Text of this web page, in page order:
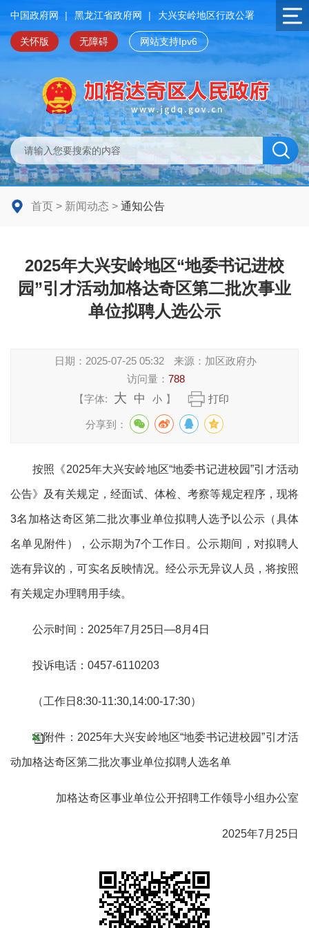
中国政府网 | 黑龙江省政府网 | 大兴安岭地区行政公署
关怀版 无障碍 网站支持Ipv6
首页 > 新闻动态 > 通知公告
2025年大兴安岭地区“地委书记进校
园”引才活动加格达奇区第二批次事业
单位拟聘人选公示
日期： 2025-07-25 05:32 来源： 加区政府办
访问量： 788
【字体:
大 中 小 】 打印
分享到：
按照《2025年大兴安岭地区“地委书记进校园”引才活动
公告》及有关规定，经面试、体检、考察等规定程序，现将
3名加格达奇区第二批次事业单位拟聘人选予以公示（具体
名单见附件），公示期为7个工作日。公示期间，对拟聘人
选有异议的，可实名反映情况。经公示无异议人员，将按照
有关规定办理聘用手续。
公示时间：2025年7月25日—8月4日
投诉电话：0457-6110203
（工作日8:30-11:30,14:00-17:30）
附件：2025年大兴安岭地区“地委书记进校园”引才活
动加格达奇区第二批次事业单位拟聘人选名单
加格达奇区事业单位公开招聘工作领导小组办公室
2025年7月25日